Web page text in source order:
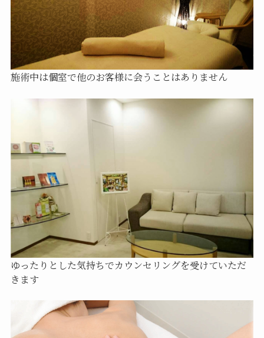
施術中は個室で他のお客様に会うことはありません
ゆったりとした気持ちでカウンセリングを受けていただ
きます